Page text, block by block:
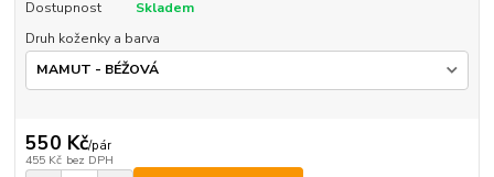
Dostupnost
Skladem
Druh koženky a barva
550 Kč/pár
455 Kč bez DPH